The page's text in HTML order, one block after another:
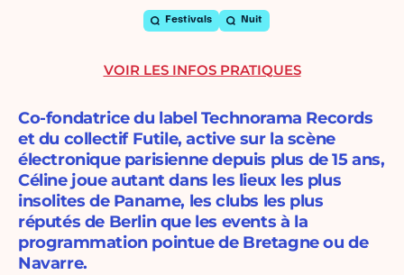
Festivals Nuit
Co-fondatrice du label Technorama Records
et du collectif Futile, active sur la scène
électronique parisienne depuis plus de 15 ans,
Céline joue autant dans les lieux les plus
insolites de Paname, les clubs les plus
réputés de Berlin que les events à la
programmation pointue de Bretagne ou de
Navarre.
VOIR LES INFOS PRATIQUES